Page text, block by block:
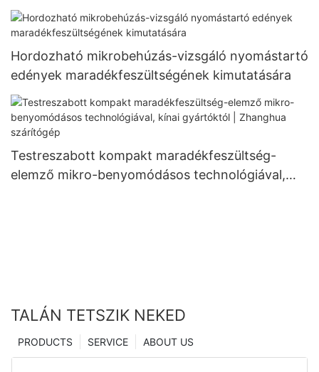
feszültségméréshez - Zhanghua Dryer
Hordozható mikrobehúzás-vizsgáló nyomástartó
edények maradékfeszültségének kimutatására
Testreszabott kompakt maradékfeszültség-
elemző mikro-benyomódásos technológiával,
TALÁN TETSZIK NEKED
ABOUT US
SERVICE
PRODUCTS